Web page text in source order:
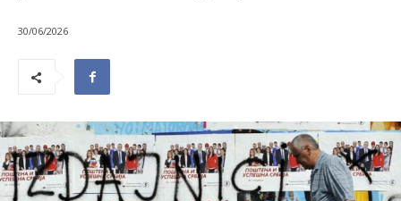
30/06/2026